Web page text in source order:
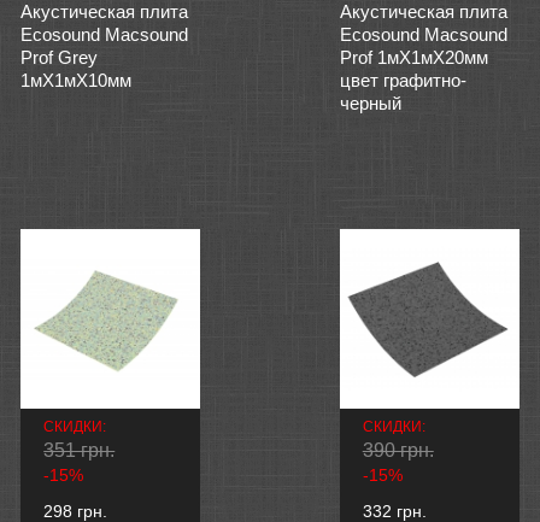
Акустическая плита
Ecosound Macsound
Prof Grey
1мХ1мХ10мм
Акустическая плита
Ecosound Macsound
Prof 1мХ1мХ20мм
цвет графитно-
черный
СКИДКИ:
351 грн.
-15%
298 грн.
СКИДКИ:
390 грн.
-15%
332 грн.